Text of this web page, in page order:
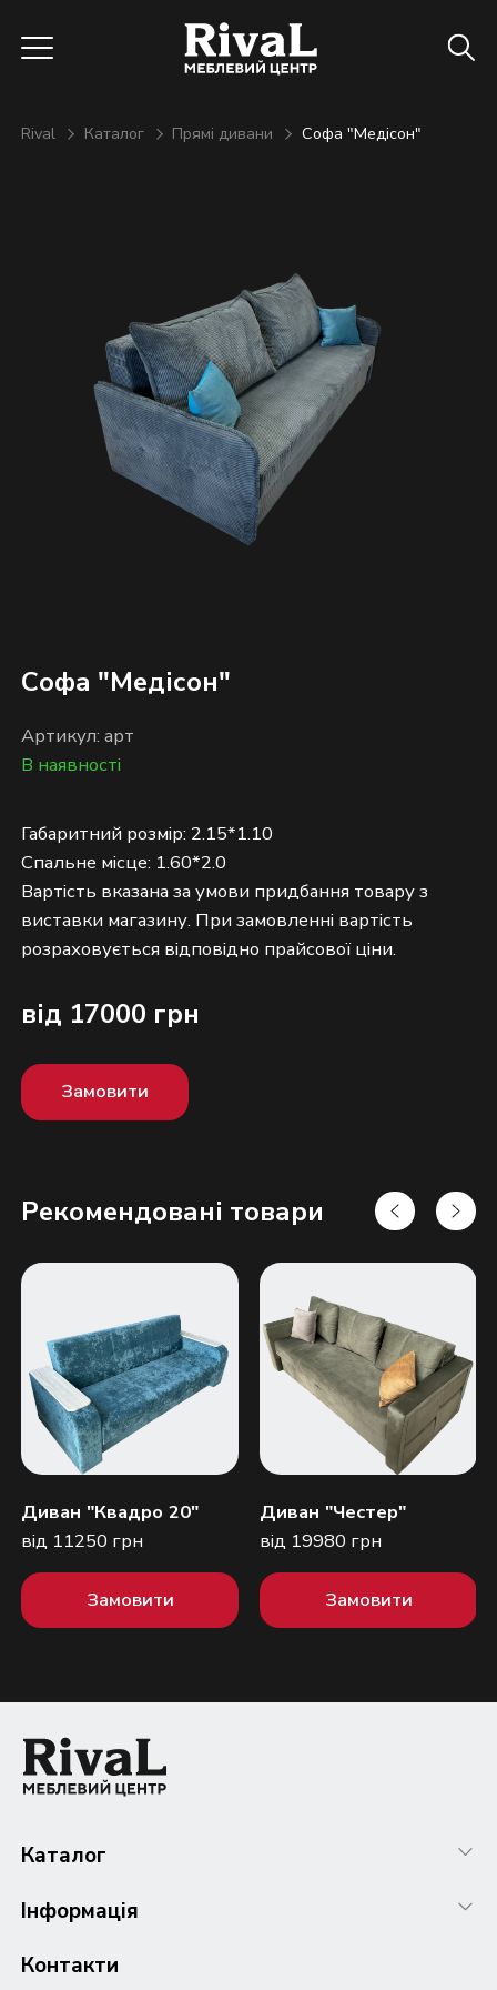
Rival Каталог Прямі дивани Софа "Медісон"
Софа "Медісон"
Артикул: арт
В наявності
Габаритний розмір: 2.15*1.10
Спальне місце: 1.60*2.0
Вартість вказана за умови придбання товару з
виставки магазину. При замовленні вартість
від 17000 грн
Замовити
Рекомендовані товари
Диван "Квадро 20"
від 11250 грн
Замовити
Диван "Честер"
від 19980 грн
Замовити
Каталог
Інформація
Контакти
Надіслати